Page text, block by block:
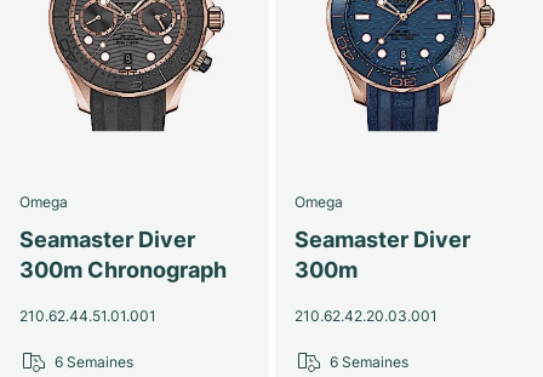
Omega
Seamaster Diver
300m Chronograph
210.62.44.51.01.001
6 Semaines
Omega
Seamaster Diver
300m
210.62.42.20.03.001
6 Semaines